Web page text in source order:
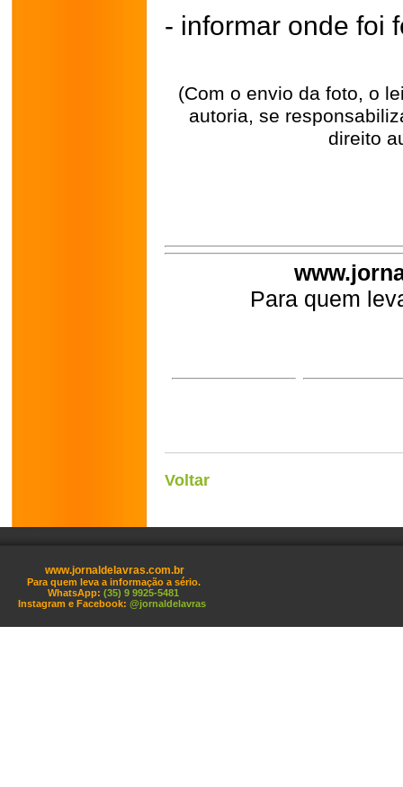
- informar onde foi
(Com o envio da foto, o
autoria, se
direito
Para quem
Voltar
www.jornaldelavras.com.br
Para quem leva a informação a sério.
WhatsApp: (35) 9 9925-5481
Instagram e Facebook: @jornaldelavras